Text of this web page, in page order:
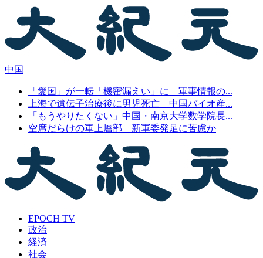
中国
「愛国」が一転「機密漏えい」に 軍事情報の...
上海で遺伝子治療後に男児死亡 中国バイオ産...
「もうやりたくない」中国・南京大学数学院長...
空席だらけの軍上層部 新軍委発足に苦慮か
EPOCH TV
政治
経済
社会